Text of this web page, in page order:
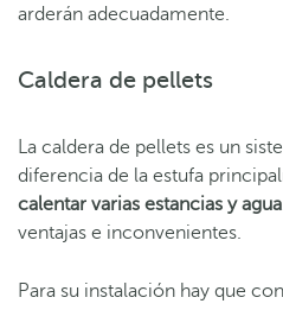
arderán adecuadamente.
Caldera de pellets
La caldera de pellets es un
diferencia de la estufa
calentar varias estancias y agua
ventajas e inconvenientes.
Para su instalación hay que